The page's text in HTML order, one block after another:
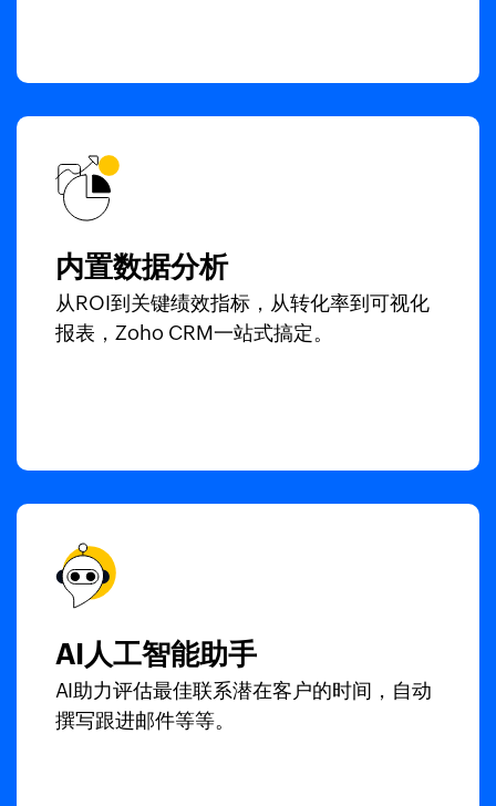
内置数据分析
从ROI到关键绩效指标，从转化率到可视化
报表，Zoho CRM一站式搞定。
AI人工智能助手
AI助力评估最佳联系潜在客户的时间，自动
撰写跟进邮件等等。